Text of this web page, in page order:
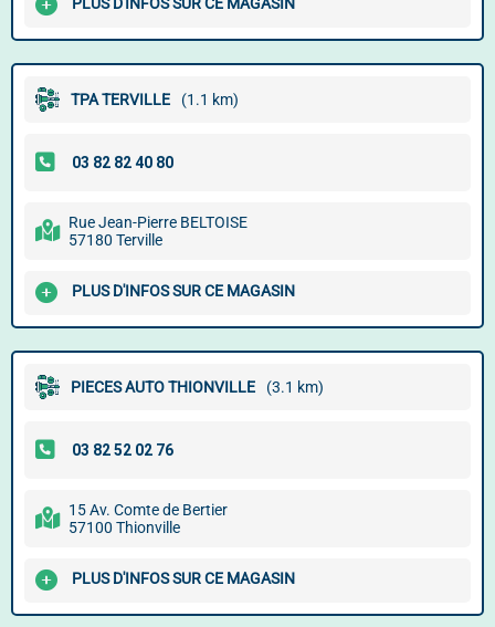
PLUS D'INFOS SUR CE MAGASIN
TPA TERVILLE (1.1 km)
Rue Jean-Pierre BELTOISE
57180 Terville
PLUS D'INFOS SUR CE MAGASIN
PIECES AUTO THIONVILLE (3.1 km)
15 Av. Comte de Bertier
57100 Thionville
PLUS D'INFOS SUR CE MAGASIN